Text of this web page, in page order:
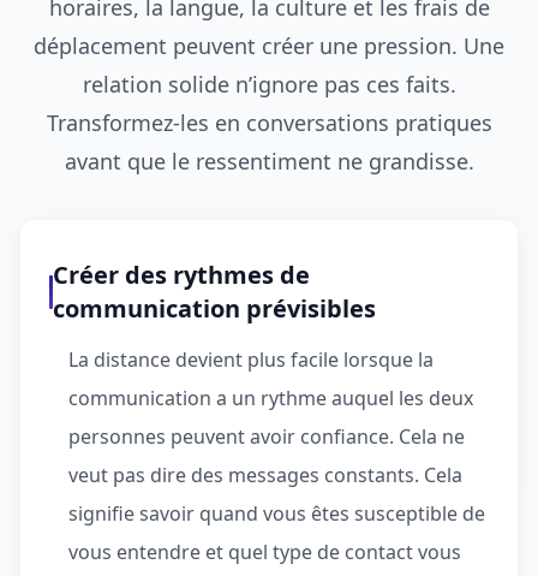
horaires, la langue, la culture et les frais de
déplacement peuvent créer une pression. Une
relation solide n’ignore pas ces faits.
Transformez-les en conversations pratiques
avant que le ressentiment ne grandisse.
Créer des rythmes de
communication prévisibles
La distance devient plus facile lorsque la
communication a un rythme auquel les deux
personnes peuvent avoir confiance. Cela ne
veut pas dire des messages constants. Cela
signifie savoir quand vous êtes susceptible de
vous entendre et quel type de contact vous